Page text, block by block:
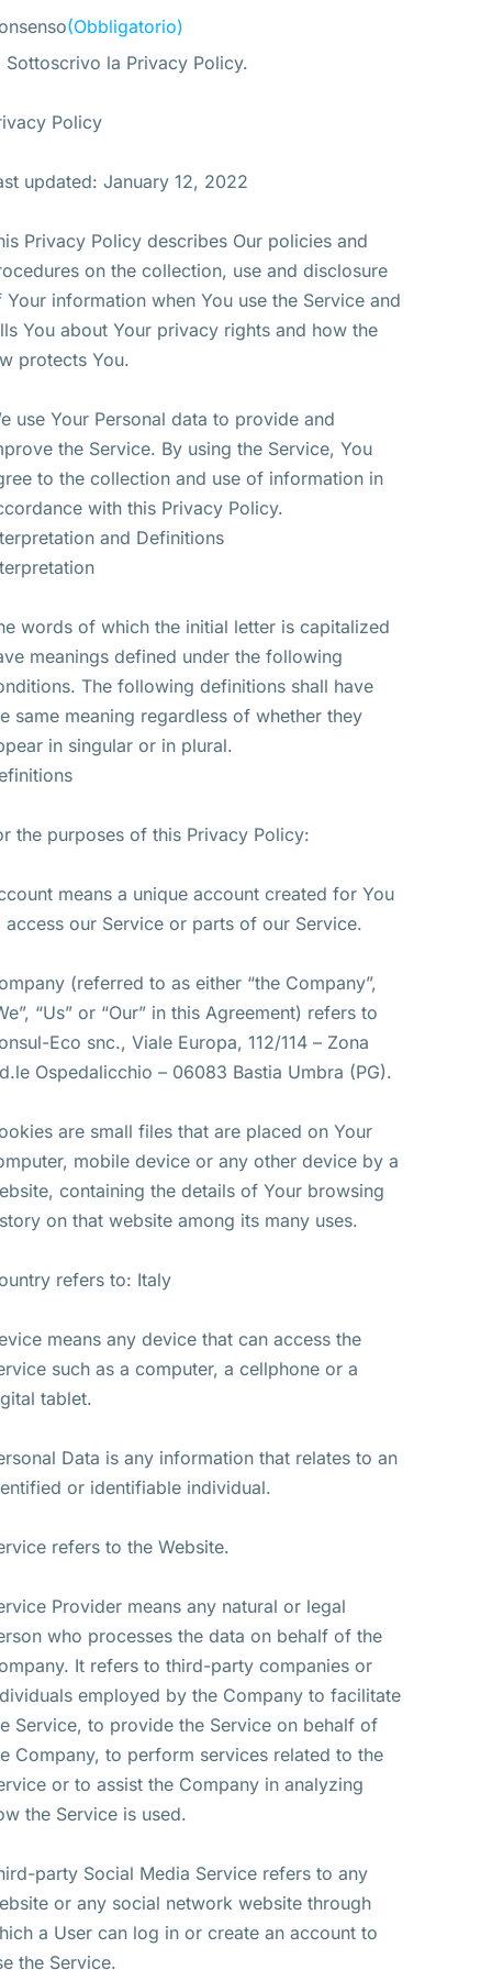
(Obbligatorio)
Sottoscrivo la Privacy Policy.
Policy
updated: January 12, 2022
Privacy Policy describes Our policies and
on the collection, use and disclosure
Your information when You use the Service and
You about Your privacy rights and how the
protects You.
use Your Personal data to provide and
the Service. By using the Service, You
to the collection and use of information in
with this Privacy Policy.
and Definitions
words of which the initial letter is capitalized
meanings defined under the following
The following definitions shall have
same meaning regardless of whether they
in singular or in plural.
the purposes of this Privacy Policy:
means a unique account created for You
access our Service or parts of our Service.
(referred to as either “the Company”,
“Us” or “Our” in this Agreement) refers to
Eco snc., Viale Europa, 112/114 – Zona
Ospedalicchio – 06083 Bastia Umbra (PG).
are small files that are placed on Your
mobile device or any other device by a
containing the details of Your browsing
on that website among its many uses.
refers to: Italy
means any device that can access the
such as a computer, a cellphone or a
tablet.
Data is any information that relates to an
or identifiable individual.
refers to the Website.
Provider means any natural or legal
who processes the data on behalf of the
It refers to third-party companies or
employed by the Company to facilitate
Service, to provide the Service on behalf of
Company, to perform services related to the
or to assist the Company in analyzing
the Service is used.
party Social Media Service refers to any
or any social network website through
a User can log in or create an account to
the Service.